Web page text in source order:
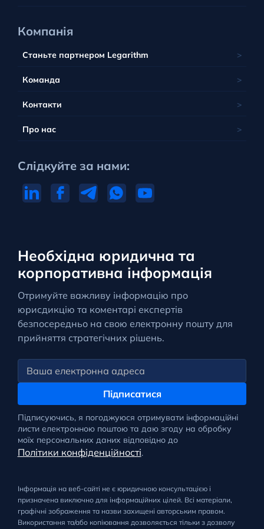
Необхідна юридична та
корпоративна інформація
Отримуйте важливу інформацію про
юрисдикцію та коментарі експертів
безпосередньо на свою електронну пошту для
прийняття стратегічних рішень.
Підписатися
Підписуючись, я погоджуюся отримувати інформаційні
листи електронною поштою та даю згоду на обробку
моїх персональних даних відповідно до
Політики конфіденційності.
Компанія
Станьте партнером Legarithm
Команда
Контакти
Про нас
Слідкуйте за нами:
Інформація на веб-сайті не є юридичною консультацією і
призначена виключно для інформаційних цілей. Всі матеріали,
графічні зображення та назви захищені авторським правом.
Використання та/або копіювання дозволяється тільки з дозволу